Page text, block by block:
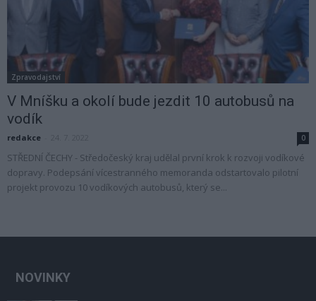
Zpravodajství
V Mníšku a okolí bude jezdit 10 autobusů na
vodík
redakce 0
STŘEDNÍ ČECHY - Středočeský kraj udělal první krok k rozvoji vodíkové
dopravy. Podepsání vícestranného memoranda odstartovalo pilotní
projekt provozu 10 vodíkových autobusů, který se...
NOVINKY